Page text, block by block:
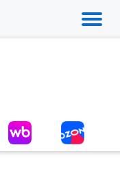
Toggle